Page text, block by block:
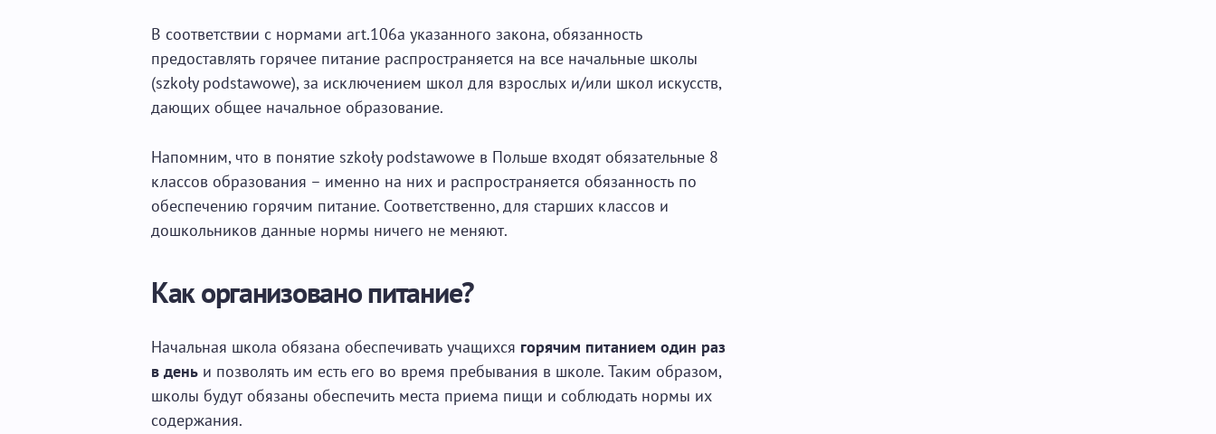
В соответствии с нормами art.106a указанного закона, обязанность
предоставлять горячее питание распространяется на все начальные школы
(szkoły podstawowe), за исключением школ для взрослых и/или школ искусств,
дающих общее начальное образование.
Напомним, что в понятие szkoły podstawowe в Польше входят обязательные 8
классов образования – именно на них и распространяется обязанность по
обеспечению горячим питание. Соответственно, для старших классов и
дошкольников данные нормы ничего не меняют.
Как организовано питание?
Начальная школа обязана обеспечивать учащихся горячим питанием один раз
в день и позволять им есть его во время пребывания в школе. Таким образом,
школы будут обязаны обеспечить места приема пищи и соблюдать нормы их
содержания.